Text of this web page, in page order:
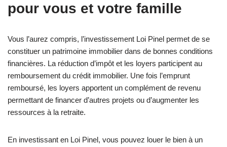
pour vous et votre famille
Vous l’aurez compris, l’investissement Loi Pinel permet de se
constituer un patrimoine immobilier dans de bonnes conditions
financières. La réduction d’impôt et les loyers participent au
remboursement du crédit immobilier. Une fois l’emprunt
remboursé, les loyers apportent un complément de revenu
permettant de financer d’autres projets ou d’augmenter les
ressources à la retraite.
En investissant en Loi Pinel, vous pouvez louer le bien à un